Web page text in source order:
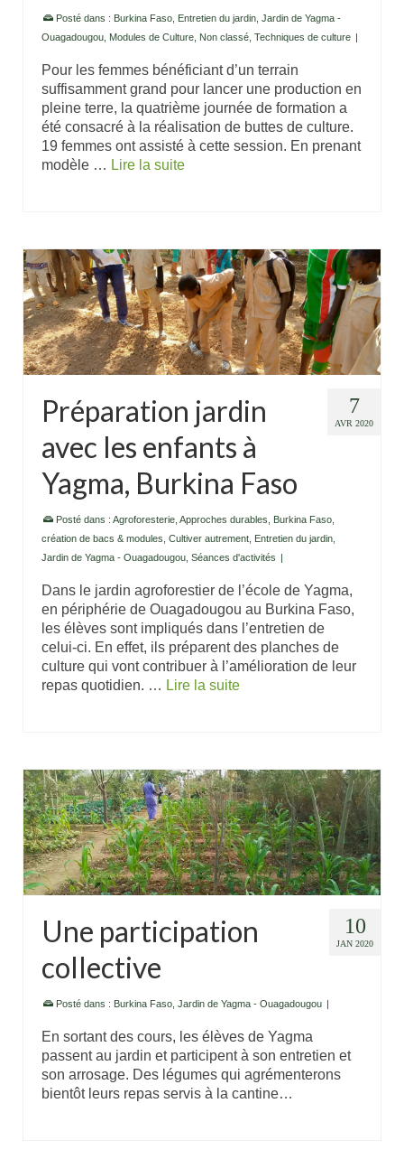
Posté dans : Burkina Faso Entretien du jardin Jardin de Yagma -
Ouagadougou Modules de Culture Non classé Techniques de culture |
Pour les femmes bénéficiant d’un terrain
suffisamment grand pour lancer une production en
pleine terre, la quatrième journée de formation a
été consacré à la réalisation de buttes de culture.
19 femmes ont assisté à cette session. En prenant
modèle … Lire la suite
7
AVR 2020
Préparation jardin
avec les enfants à
Yagma, Burkina Faso
Posté dans : Agroforesterie Approches durables Burkina Faso
création de bacs & modules Cultiver autrement Entretien du jardin
Jardin de Yagma - Ouagadougou Séances d'activités |
Dans le jardin agroforestier de l’école de Yagma,
en périphérie de Ouagadougou au Burkina Faso,
les élèves sont impliqués dans l’entretien de
celui-ci. En effet, ils préparent des planches de
culture qui vont contribuer à l’amélioration de leur
repas quotidien. … Lire la suite
10
JAN 2020
Une participation
collective
Posté dans : Burkina Faso Jardin de Yagma - Ouagadougou |
En sortant des cours, les élèves de Yagma
passent au jardin et participent à son entretien et
son arrosage. Des légumes qui agrémenterons
bientôt leurs repas servis à la cantine…